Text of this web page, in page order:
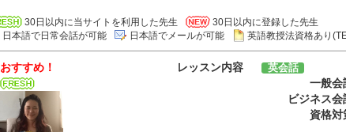
30日以内に当サイトを利用した先生
30日以内に登録した先生
日本語で日常会話が可能
日本語でメールが可能 英語教授法資格あり
おすすめ！ レッスン内容 英会話
一般会
ビジネス会
資格対